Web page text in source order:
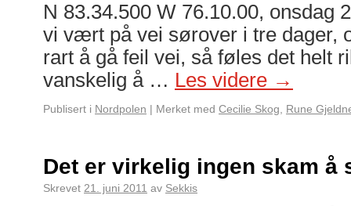
N 83.34.500 W 76.10.00, onsdag
vi vært på vei sørover i tre dager,
rart å gå feil vei, så føles det helt
vanskelig å … Les videre →
Publisert i Nordpolen | Merket med Cecilie Skog Rune
Det er virkelig ingen skam å
Skrevet 21. juni 2011 av Sekkis